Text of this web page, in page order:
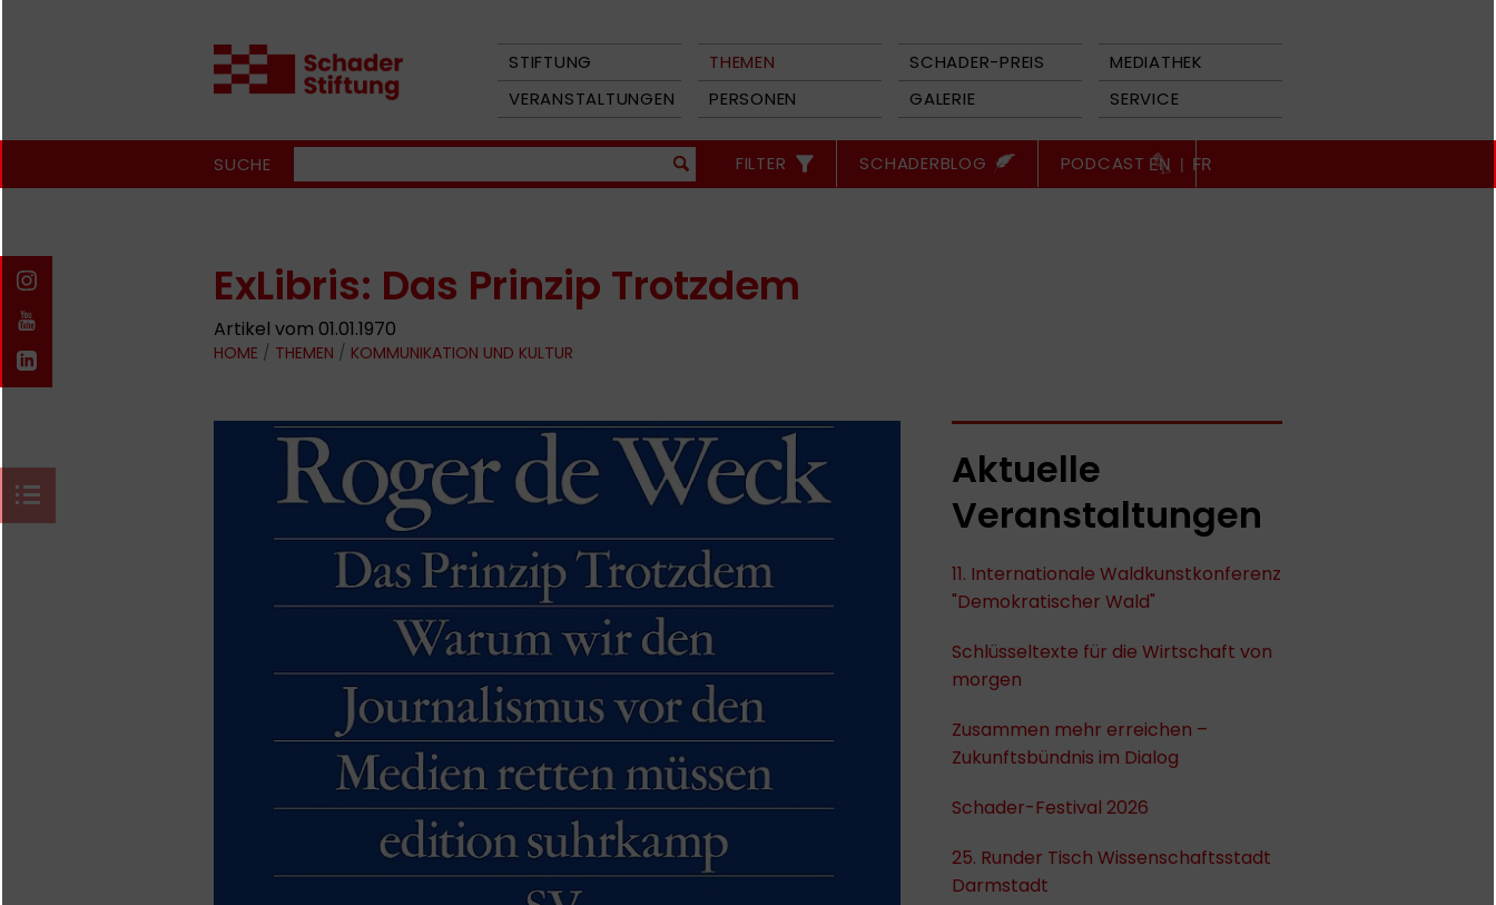
STIFTUNG THEMEN SCHADER-PREIS
MEDIATHEK
VERANSTALTUNGEN
PERSONEN GALERIE SERVICE
SUCHE FILTER SCHADERBLOG PODCAST EN | FR
ExLibris: Das Prinzip Trotzdem
Artikel vom 01.01.1970
HOME / THEMEN / KOMMUNIKATION UND KULTUR
Aktuelle
Veranstaltungen
11. Internationale Waldkunstkonferenz
"Demokratischer Wald"
Schlüsseltexte für die Wirtschaft von
morgen
Zusammen mehr erreichen –
Zukunftsbündnis im Dialog
Schader-Festival 2026
25. Runder Tisch Wissenschaftsstadt
Darmstadt